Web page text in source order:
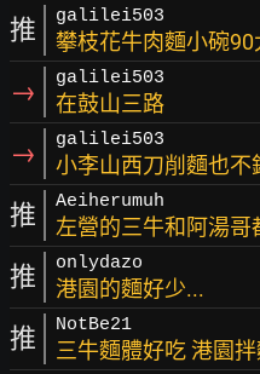
推 galilei503
攀枝花牛肉麵小碗90
→ galilei503
在鼓山三路
→ galilei503
小李山西刀削麵也不
推 Aeiherumuh
左營的三牛和阿湯哥
推 onlydazo
港園的麵好少...
推 NotBe21
三牛麵體好吃 港園